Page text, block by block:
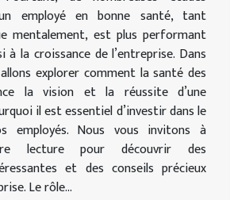
employé en bonne santé, tant
mentalement, est plus performant
la croissance de l’entreprise. Dans
explorer comment la santé des
la vision et la réussite d’une
il est essentiel d’investir dans le
employés. Nous vous invitons à
lecture pour découvrir des
et des conseils précieux
Le rôle...